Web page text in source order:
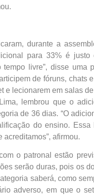
durante a
para 33% é
livre”, disse uma
de fóruns, chats
e lecionarem em salas
lembrou que o
de 36 dias. “O
do ensino.
afirmou.
o patronal estão
serão duras, pois os
saberá, como
adverso, em que o